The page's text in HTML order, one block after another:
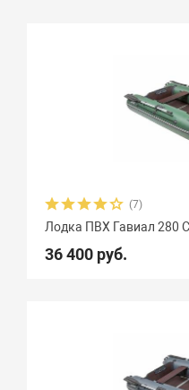
Розничная цена
Ширина, см
(7)
Лодка ПВХ Гавиал 280
36 400 руб.